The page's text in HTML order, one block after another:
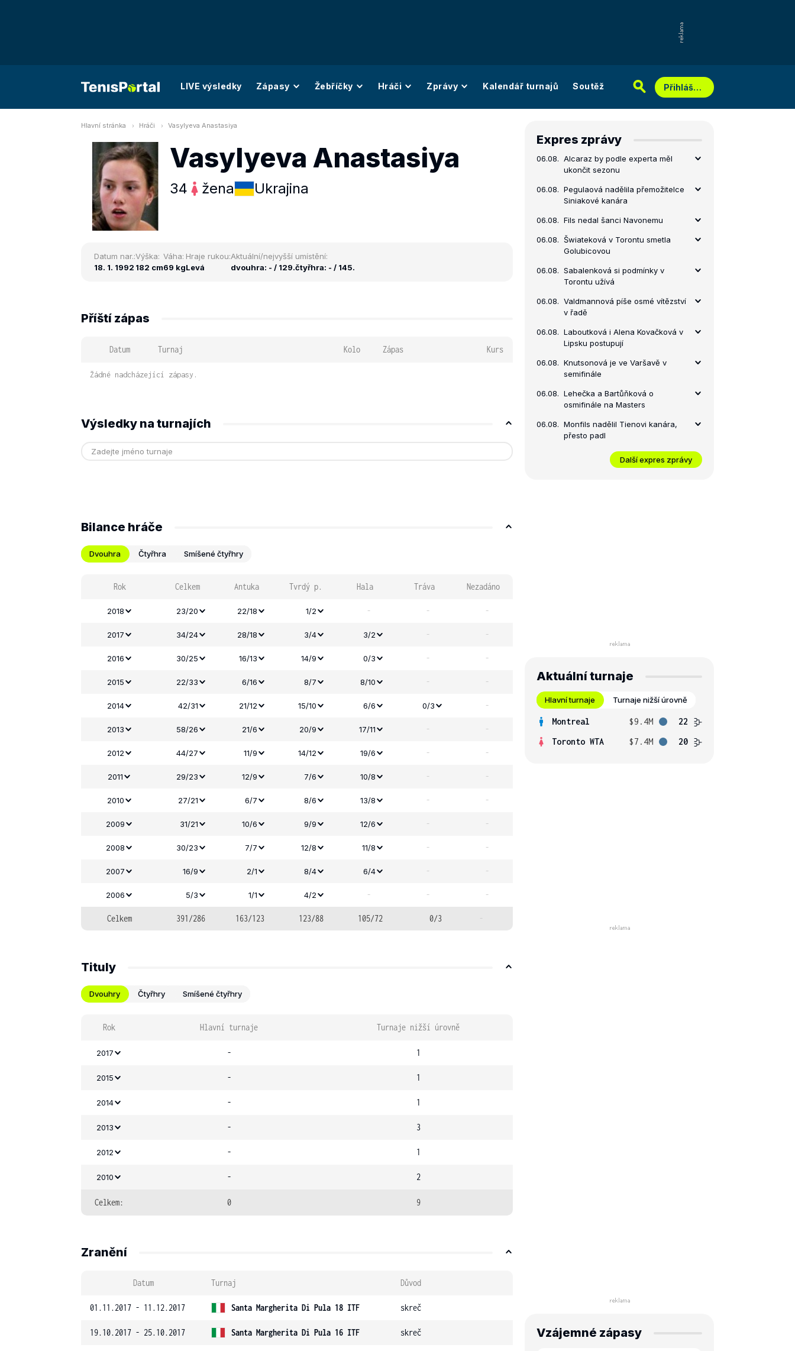
LIVE výsledky Zápasy Žebříčky Hráči Zprávy Kalendář turnajů Soutěž Přihlášení
Hlavní stránka Hráči Vasylyeva Anastasiya
Vasylyeva Anastasiya
34 žena Ukrajina
Datum nar.:
18. 1. 1992
Výška:
182 cm
Váha:
69 kg
Hraje rukou:
Levá
Aktuální/nejvyšší umístění:
dvouhra: - / 129.čtyřhra: - / 145.
Příští zápas
Datum Turnaj Kolo Zápas Kurs
Žádné nadcházející zápasy.
Výsledky na turnajích
Bilance hráče
Dvouhra Čtyřhra Smíšené čtyřhry
Rok Celkem Antuka Tvrdý p. Hala Tráva Nezadáno
2018 23/20 22/18 1/2 - - -
2017 34/24 28/18 3/4 3/2 - -
2016 30/25 16/13 14/9 0/3 - -
2015 22/33 6/16 8/7 8/10 - -
2014 42/31 21/12 15/10 6/6 0/3 -
2013 58/26 21/6 20/9 17/11 - -
2012 44/27 11/9 14/12 19/6 - -
2011 29/23 12/9 7/6 10/8 - -
2010 27/21 6/7 8/6 13/8 - -
2009 31/21 10/6 9/9 12/6 - -
2008 30/23 7/7 12/8 11/8 - -
2007 16/9 2/1 8/4 6/4 - -
2006 5/3 1/1 4/2 - - -
Celkem 391/286 163/123 123/88 105/72 0/3 -
Tituly
Dvouhry Čtyřhry Smíšené čtyřhry
Rok Hlavní turnaje Turnaje nižší úrovně
2017 - 1
2015 - 1
2014 - 1
2013 - 3
2012 - 1
2010 - 2
Celkem: 0 9
Zranění
Datum Turnaj Důvod
01.11.2017 - 11.12.2017 Santa Margherita Di Pula 18 ITF skreč
19.10.2017 - 25.10.2017 Santa Margherita Di Pula 16 ITF skreč
Expres zprávy
06.08. Alcaraz by podle experta měl
ukončit sezonu
06.08. Pegulaová nadělila přemožitelce
Siniakové kanára
06.08. Fils nedal šanci Navonemu
06.08. Šwiateková v Torontu smetla
Golubicovou
06.08. Sabalenková si podmínky v
Torontu užívá
06.08. Valdmannová píše osmé vítězství
v řadě
06.08. Laboutková i Alena Kovačková v
Lipsku postupují
06.08. Knutsonová je ve Varšavě v
semifinále
06.08. Lehečka a Bartůňková o
osmifinále na Masters
06.08. Monfils nadělil Tienovi kanára,
přesto padl
Další expres zprávy
Aktuální turnaje
Hlavní turnaje Turnaje nižší úrovně
Montreal $9.4M
22
Toronto WTA
$7.4M 20
Vzájemné zápasy